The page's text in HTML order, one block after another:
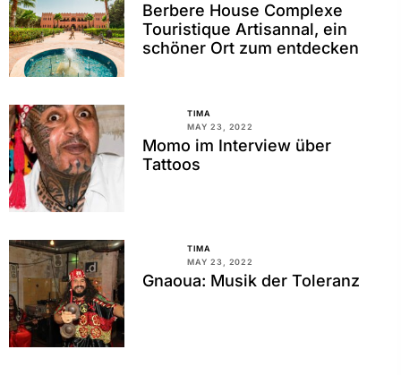
Berbere House Complexe
Touristique Artisannal, ein
schöner Ort zum entdecken
TIMA
MAY 23, 2022
Momo im Interview über
Tattoos
TIMA
MAY 23, 2022
Gnaoua: Musik der Toleranz